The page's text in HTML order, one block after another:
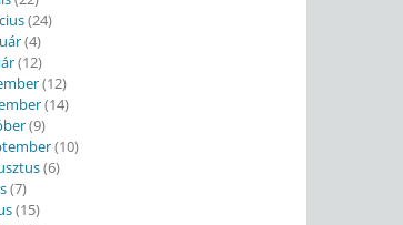
(24)
(4)
(12)
(12)
(14)
(9)
(10)
(6)
(7)
(15)